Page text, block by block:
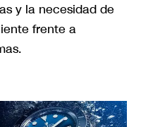
y la necesidad de
frente a